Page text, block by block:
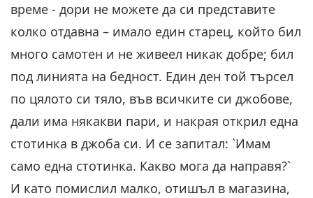
Да царуваш със състрадание
и уважение към всички живи
същества, част 5 от 5
Между Учителя и учениците 2022-09-22 Преглед
време - дори не можете да си представите
колко отдавна – имало един старец, който бил
много самотен и не живеел никак добре; бил
под линията на бедност. Един ден той търсел
по цялото си тяло, във всичките си джобове,
дали има някакви пари, и накрая открил една
стотинка в джоба си. И се запитал: `Имам
само една стотинка. Какво мога да направя?`
И като помислил малко, отишъл в магазина,